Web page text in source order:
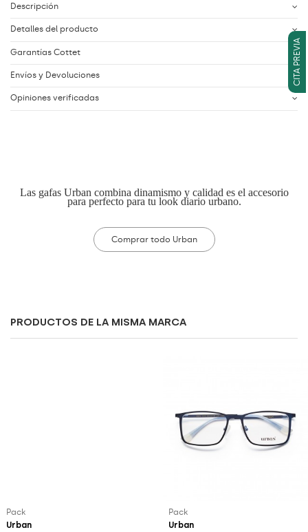
CITA PREVIA
Descripción
Detalles del producto
Garantías Cottet
Envíos y Devoluciones
Opiniones verificadas
Las gafas Urban combina dinamismo y calidad es el accesorio
para perfecto para tu look diario urbano.
Comprar todo Urban
PRODUCTOS DE LA MISMA MARCA
Pack
Urban
Pack
Urban